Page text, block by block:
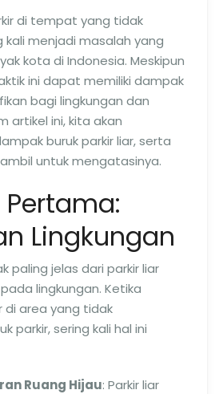
di tempat yang tidak
kali menjadi masalah yang
kota di Indonesia. Meskipun
ini dapat memiliki dampak
bagi lingkungan dan
artikel ini, kita akan
buruk parkir liar, serta
untuk mengatasinya.
Lingkungan
paling jelas dari parkir liar
lingkungan. Ketika
di area yang tidak
parkir, sering kali hal ini
Ruang Hijau: Parkir liar